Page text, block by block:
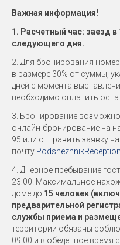
Важная информация!
1. Расчетный час: заезд
следующего дня.
2. Для бронирования
в размере 30% от суммы,
дней с момента
необходимо оплатить
3. Бронирование
онлайн-бронирование на
95 или отправить заявку на
почту
4. Дневное пребывание
23:00. Максимальное
доме до 15 человек
предварительной
службы приема и
территории обязаны
09:00 и в обеденное время